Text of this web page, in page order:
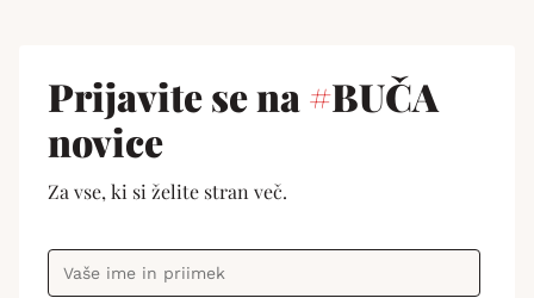
Prijavite se na#BUČA
novice
Za vse, ki si želite stran več.